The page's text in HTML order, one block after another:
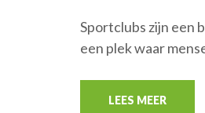
Sportclubs zijn een
een plek waar
LEES MEER